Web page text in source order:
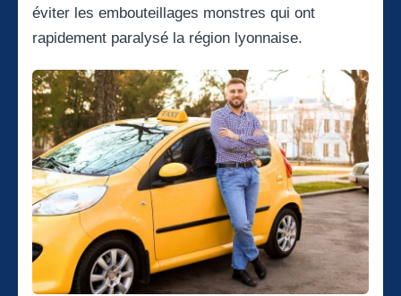
éviter les embouteillages monstres qui ont
rapidement paralysé la région lyonnaise.